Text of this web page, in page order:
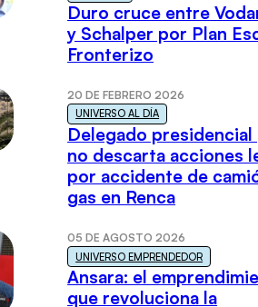
Duro cruce entre
y Schalper por Plan
Fronterizo
20 DE FEBRERO 2026
UNIVERSO AL DÍA
Delegado presidencial
no descarta acciones
por accidente de
gas en Renca
05 DE AGOSTO 2026
UNIVERSO EMPRENDEDOR
Ansara: el
que revoluciona la